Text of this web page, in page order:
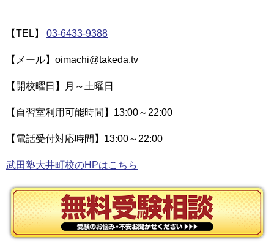
【TEL】 03-6433-9388
【メール】oimachi@takeda.tv
【開校曜日】月～土曜日
【自習室利用可能時間】13:00～22:00
【電話受付対応時間】13:00～22:00
武田塾大井町校のHPはこちら